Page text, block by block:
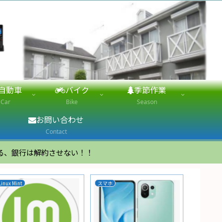
動車
Car
バイク
Bike
季節作業
Season
お問い合わせ
Contact
銀行は解約させない！！
Mint スマホ